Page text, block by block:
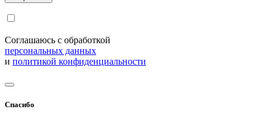
Соглашаюсь с обработкой
персональных данных
и политикой конфиденциальности
Спасибо